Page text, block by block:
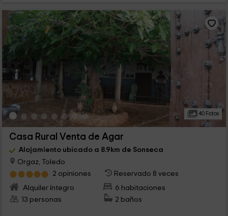
40 Fotos
Casa Rural Venta de Agar
Alojamiento ubicado a 8.9km de Sonseca
Orgaz, Toledo
2 opiniones
Reservado 8 veces
Alquiler íntegro
6 habitaciones
13 personas
2 baños